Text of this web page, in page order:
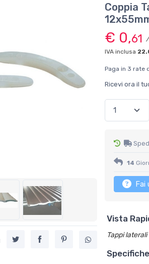
Coppia
€ 0,61
IVA inclusa
Paga in 3 rate
Ricevi ora il
14
Fai
Vista
Tappi
Specifiche